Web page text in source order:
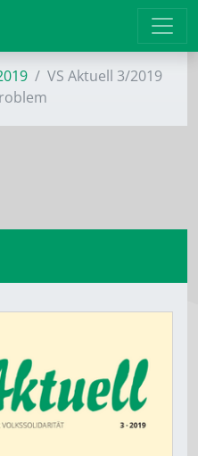
VS Aktuell 3/2019